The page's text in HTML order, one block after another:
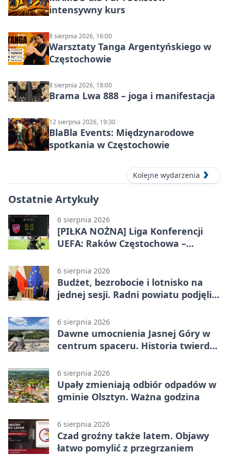
intensywny kurs
8 sierpnia 2026, 16:00
Warsztaty Tanga Argentyńskiego w
Częstochowie
8 sierpnia 2026, 18:00
Brama Lwa 888 – joga i manifestacja
12 sierpnia 2026, 19:30
BlaBla Events: Międzynarodowe
spotkania w Częstochowie
Kolejne wydarzenia
Ostatnie Artykuły
6 sierpnia 2026
[PIŁKA NOŻNA] Liga Konferencji
UEFA: Raków Częstochowa –
meczu III rundy eliminacji
6 sierpnia 2026
Budżet, bezrobocie i lotnisko na
jednej sesji. Radni powiatu podjęli
6 sierpnia 2026
Dawne umocnienia Jasnej Góry w
centrum spaceru. Historia twierdzy
6 sierpnia 2026
Upały zmieniają odbiór odpadów w
gminie Olsztyn. Ważna godzina
6 sierpnia 2026
Czad groźny także latem. Objawy
łatwo pomylić z przegrzaniem